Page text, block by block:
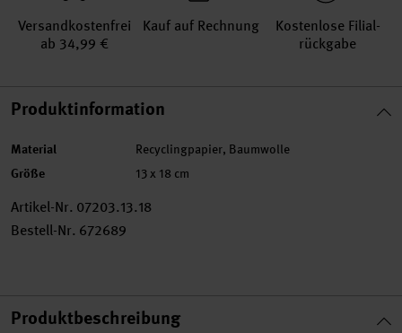
Versand­kosten­frei
ab 34,99 €
Kauf auf Rechnung
Kosten­lose Filial­
rückgabe
Produktinformation
Material Recyclingpapier, Baumwolle
Größe 13 x 18 cm
Artikel-Nr. 07203.13.18
Bestell-Nr. 672689
Produktbeschreibung